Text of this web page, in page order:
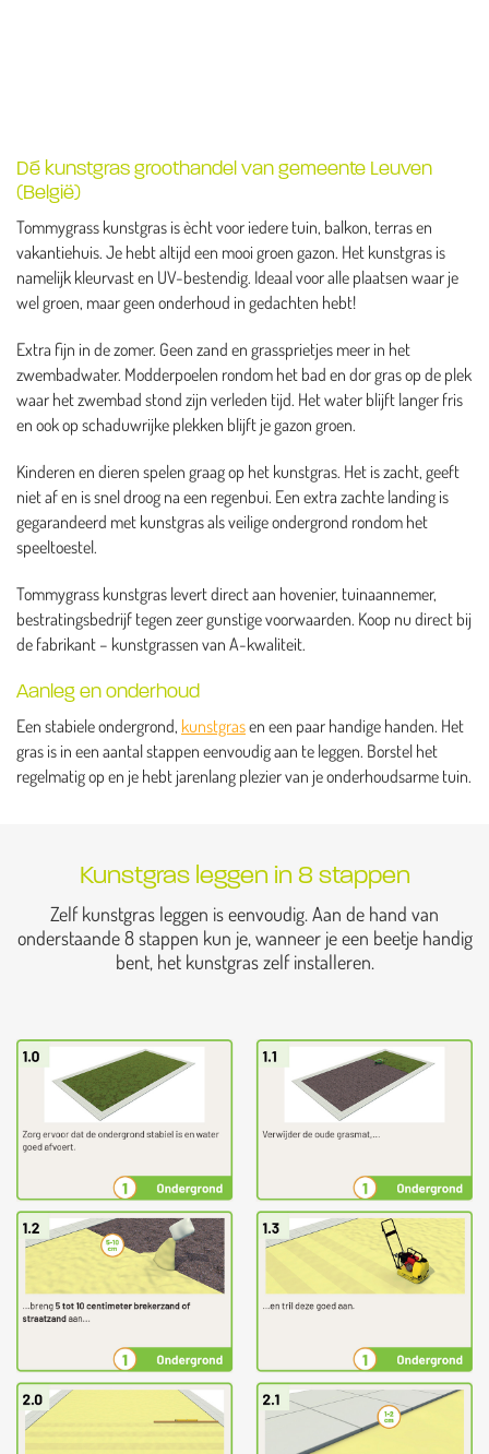
Dé kunstgras groothandel van gemeente Leuven
(België)
Tommygrass kunstgras is ècht voor iedere tuin, balkon, terras en
vakantiehuis. Je hebt altijd een mooi groen gazon. Het kunstgras is
namelijk kleurvast en UV-bestendig. Ideaal voor alle plaatsen waar je
wel groen, maar geen onderhoud in gedachten hebt!
Extra fijn in de zomer. Geen zand en grassprietjes meer in het
zwembadwater. Modderpoelen rondom het bad en dor gras op de plek
waar het zwembad stond zijn verleden tijd. Het water blijft langer fris
en ook op schaduwrijke plekken blijft je gazon groen.
Kinderen en dieren spelen graag op het kunstgras. Het is zacht, geeft
niet af en is snel droog na een regenbui. Een extra zachte landing is
gegarandeerd met kunstgras als veilige ondergrond rondom het
speeltoestel.
Tommygrass kunstgras levert direct aan hovenier, tuinaannemer,
bestratingsbedrijf tegen zeer gunstige voorwaarden. Koop nu direct bij
de fabrikant – kunstgrassen van A-kwaliteit.
Aanleg en onderhoud
Een stabiele ondergrond, kunstgrasen een paar handige handen. Het
gras is in een aantal stappen eenvoudig aan te leggen. Borstel het
regelmatig op en je hebt jarenlang plezier van je onderhoudsarme tuin.
Kunstgras leggen in 8 stappen
Zelf kunstgras leggen is eenvoudig. Aan de hand van
onderstaande 8 stappen kun je, wanneer je een beetje handig
bent, het kunstgras zelf installeren.